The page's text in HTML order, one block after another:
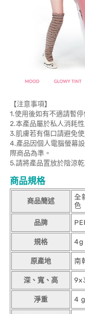
【注意事項】
1.使用後如有不適請暫
2.本產品屬於私人消耗
3.肌膚若有傷口請避免使
4.產品因個人電腦螢幕
際商品為準。
5.請將產品置放於陰涼乾
商品規格
商品簡述
全
色
品牌
規格 4g
原產地 南
深、寬、高
淨重 4 g